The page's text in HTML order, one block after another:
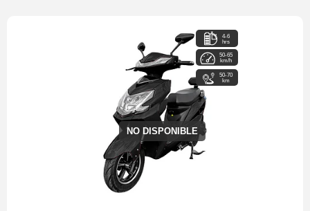
NO DISPONIBLE
4-6
hrs
50-65
km/h
50-70
km